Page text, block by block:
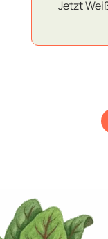
Jetzt